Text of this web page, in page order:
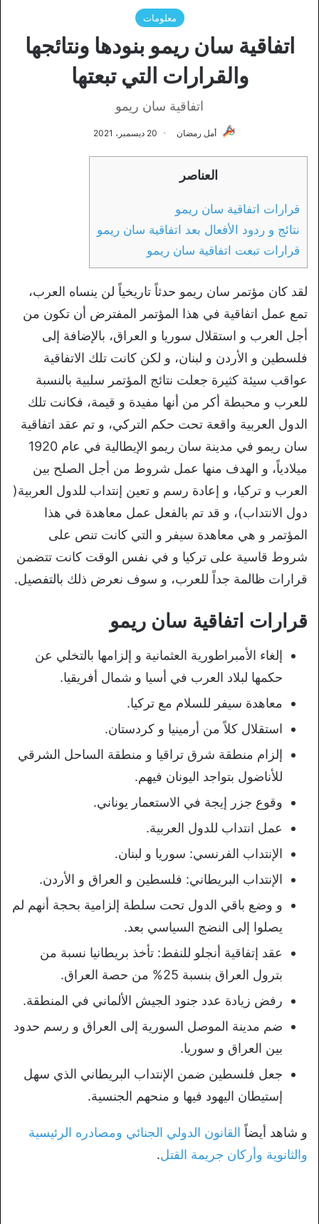
معلومات
اتفاقية سان ريمو بنودها ونتائجها
والقرارات التي تبعتها
اتفاقية سان ريمو
أمل رمضان 20 ديسمبر، 2021
العناصر
قرارات اتفاقية سان ريمو
نتائج و ردود الأفعال بعد اتفاقية سان ريمو
قرارات تبعت اتفاقية سان ريمو
لقد كان مؤتمر سان ريمو حدثاً تاريخياً لن ينساه العرب،
تمع عمل اتفاقية في هذا المؤتمر المفترض أن تكون من
أجل العرب و استقلال سوريا و العراق، بالإضافة إلى
فلسطين و الأردن و لبنان، و لكن كانت تلك الاتفاقية
عواقب سيئة كثيرة جعلت نتائج المؤتمر سلبية بالنسبة
للعرب و محبطة أكر من أنها مفيدة و قيمة، فكانت تلك
الدول العربية واقعة تحت حكم التركي، و تم عقد اتفاقية
سان ريمو في مدينة سان ريمو الإيطالية في عام 1920
ميلادياً، و الهدف منها عمل شروط من أجل الصلح بين
العرب و تركيا، و إعادة رسم و تعين إنتداب للدول العربية(
دول الانتداب)، و قد تم بالفعل عمل معاهدة في هذا
المؤتمر و هي معاهدة سيفر و التي كانت تنص على
شروط قاسية على تركيا و في نفس الوقت كانت تتضمن
قرارات ظالمة جداً للعرب، و سوف نعرض ذلك بالتفصيل.
قرارات اتفاقية سان ريمو
إلغاء الأمبراطورية العثمانية و إلزامها بالتخلي عن
حكمها لبلاد العرب في أسيا و شمال أفريقيا.
معاهدة سيفر للسلام مع تركيا.
استقلال كلاً من أرمينيا و كردستان.
إلزام منطقة شرق تراقيا و منطقة الساحل الشرقي
للأناضول بتواجد اليونان فيهم.
وقوع جزر إيجة في الاستعمار يوناني.
عمل انتداب للدول العربية.
الإنتداب الفرنسي: سوريا و لبنان.
الإنتداب البريطاني: فلسطين و العراق و الأردن.
و وضع باقي الدول تحت سلطة إلزامية بحجة أنهم لم
يصلوا إلى النضج السياسي بعد.
عقد إتفاقية أنجلو للنفط: تأخذ بريطانيا نسبة من
بترول العراق بنسبة 25% من حصة العراق.
رفض زيادة عدد جنود الجيش الألماني في المنطقة.
ضم مدينة الموصل السورية إلى العراق و رسم حدود
بين العراق و سوريا.
جعل فلسطين ضمن الإنتداب البريطاني الذي سهل
إستيطان اليهود فيها و منحهم الجنسية.
و شاهد أيضاً القانون الدولي الجنائي ومصادره الرئيسية
والثانوية وأركان جريمة القتل.